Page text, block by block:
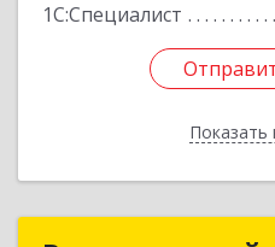
1С:Специалист
Показать